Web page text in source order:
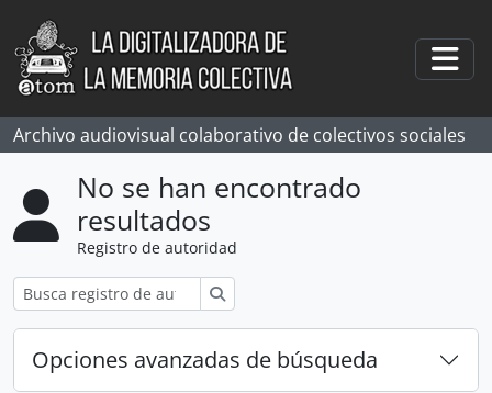
Skip to main content
Archivo audiovisual colaborativo de colectivos sociales
No se han encontrado
resultados
Registro de autoridad
Opciones avanzadas de búsqueda